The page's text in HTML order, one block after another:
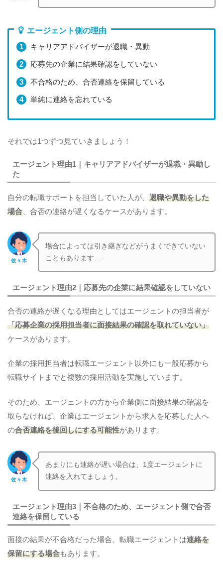
エージェント側の理由
キャリアアドバイザーが退職・異動
応募先の企業に結果確認をしていない
不合格のため、合否連絡を保留している
単純に連絡を忘れている
それでは1つずつ見ていきましょう！
エージェント理由1｜キャリアアドバイザーが退職・異動し
た
自分の転職サポートを担当していた人が、 退職や異動をした
場合 、合否の連絡が遅くなるケースがあります。
佐々木
場合によっては引き継ぎなどがうまくできていない
こともあります…
エージェント理由2｜応募先の企業に結果確認をしていない
合否の連絡が遅くなる理由としてはエージェントの担当者が
「応募企業の採用担当者に面接結果の確認を取れていない」
ケースがあります。
企業の採用担当者は転職エージェント以外にも一般応募から
転職サイトまでと複数の採用活動を実施しています。
そのため、エージェントの方から企業側に面接結果の確認を
取らなければ、企業はエージェントから求人を応募した人へ
の合否連絡を後回しにする可能性があります。
佐々木
あまりにも連絡が遅い場合は、1度エージェントに
連絡を入れてましょう。
エージェント理由3｜不合格のため、エージェント側で合否
連絡を保留している
面接の結果が不合格だった場合、転職エージェントは連絡を
保留にする場合もあります。